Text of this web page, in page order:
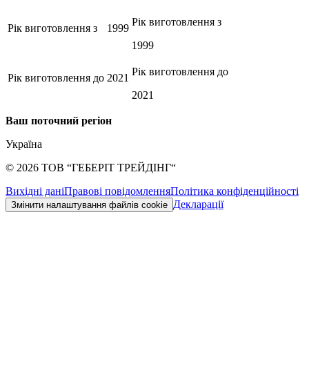
Рік виготовлення з 1999
Рік виготовлення з
1999
Рік виготовлення до 2021
Рік виготовлення до
2021
Ваш поточний регіон
Україна
© 2026 ТОВ “ГЕБЕРІТ ТРЕЙДІНГ“
Вихідні даніПравові повідомленняПолітика конфіденційності
Змінити налаштування файлів cookie Декларації